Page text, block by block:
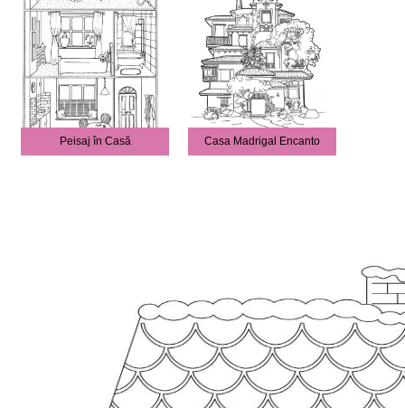
Peisaj în Casă Casa Madrigal Encanto